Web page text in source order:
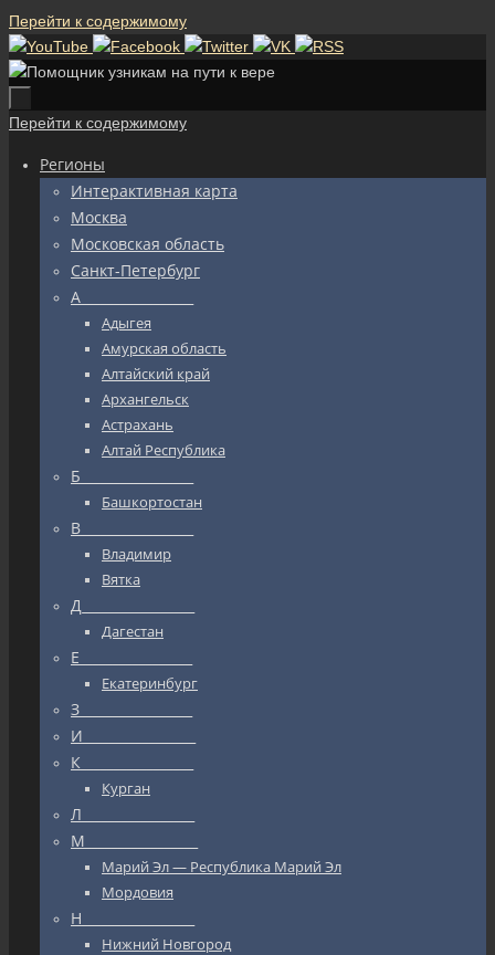
Перейти к содержимому
Перейти к содержимому
Регионы
Интерактивная карта
Москва
Московская область
Санкт-Петербург
А_________________
Адыгея
Амурская область
Алтайский край
Архангельск
Астрахань
Алтай Республика
Б_________________
Башкортостан
В_________________
Владимир
Вятка
Д_________________
Дагестан
Е_________________
Екатеринбург
З_________________
И_________________
К_________________
Курган
Л_________________
М_________________
Марий Эл — Республика Марий Эл
Мордовия
Н_________________
Нижний Новгород